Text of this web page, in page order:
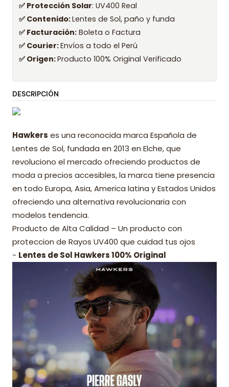
✅ Protección Solar: UV400 Real
✅ Contenido:Lentes de Sol, paño y funda
✅ Facturación: Boleta o Factura
✅ Courier:Envíos a todo el Perú
✅ Origen:Producto 100% Original Verificado
DESCRIPCIÓN
Hawkers es una reconocida marca Española de
Lentes de Sol, fundada en 2013 en Elche, que
revoluciono el mercado ofreciendo productos de
moda a precios accesibles, la marca tiene presencia
en todo Europa, Asia, America latina y Estados Unidos
ofreciendo una alternativa revolucionaria con
modelos tendencia.
Producto de Alta Calidad – Un producto con
proteccion de Rayos UV400 que cuidad tus ojos
- Lentes de Sol Hawkers 100% Original